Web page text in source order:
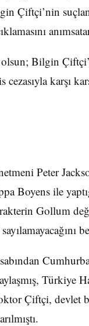
Çiftçi’nin
Bilgin
karşı
Peter
Boyens ile
Gollum
Türkiye
Çiftçi, devlet